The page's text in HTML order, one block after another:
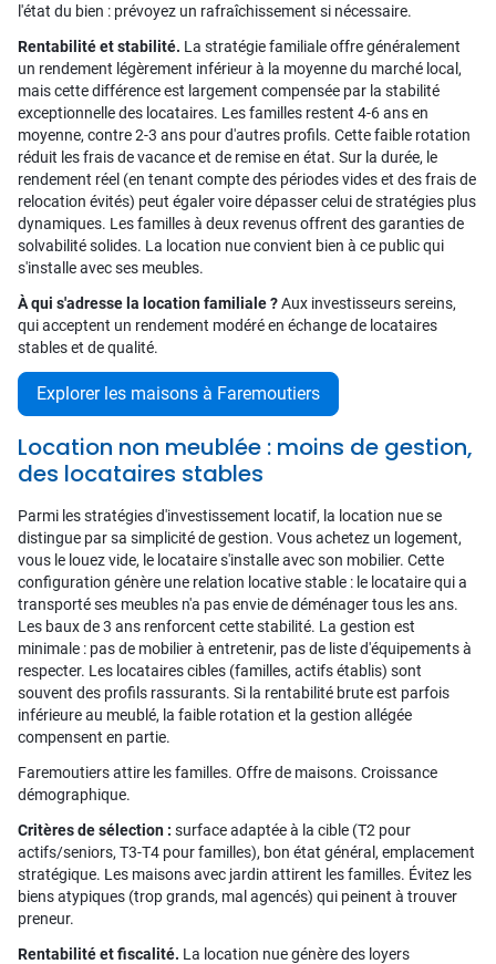
l'état du bien : prévoyez un rafraîchissement si nécessaire.
Rentabilité et stabilité. La stratégie familiale offre généralement
un rendement légèrement inférieur à la moyenne du marché local,
mais cette différence est largement compensée par la stabilité
exceptionnelle des locataires. Les familles restent 4-6 ans en
moyenne, contre 2-3 ans pour d'autres profils. Cette faible rotation
réduit les frais de vacance et de remise en état. Sur la durée, le
rendement réel (en tenant compte des périodes vides et des frais de
relocation évités) peut égaler voire dépasser celui de stratégies plus
dynamiques. Les familles à deux revenus offrent des garanties de
solvabilité solides. La location nue convient bien à ce public qui
s'installe avec ses meubles.
À qui s'adresse la location familiale ?Aux investisseurs sereins,
qui acceptent un rendement modéré en échange de locataires
stables et de qualité.
Explorer les maisons à Faremoutiers
Location non meublée : moins de gestion,
des locataires stables
Parmi les stratégies d'investissement locatif, la location nue se
distingue par sa simplicité de gestion. Vous achetez un logement,
vous le louez vide, le locataire s'installe avec son mobilier. Cette
configuration génère une relation locative stable : le locataire qui a
transporté ses meubles n'a pas envie de déménager tous les ans.
Les baux de 3 ans renforcent cette stabilité. La gestion est
minimale : pas de mobilier à entretenir, pas de liste d'équipements à
respecter. Les locataires cibles (familles, actifs établis) sont
souvent des profils rassurants. Si la rentabilité brute est parfois
inférieure au meublé, la faible rotation et la gestion allégée
compensent en partie.
Faremoutiers attire les familles. Offre de maisons. Croissance
démographique.
Critères de sélection : surface adaptée à la cible (T2 pour
actifs/seniors, T3-T4 pour familles), bon état général, emplacement
stratégique. Les maisons avec jardin attirent les familles. Évitez les
biens atypiques (trop grands, mal agencés) qui peinent à trouver
preneur.
Rentabilité et fiscalité. La location nue génère des loyers